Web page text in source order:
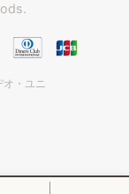
オ・ユニ